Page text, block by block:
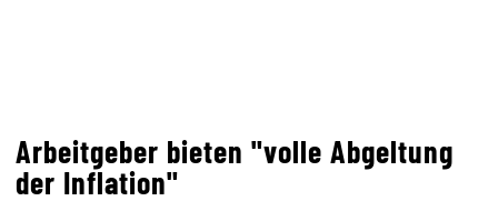
Arbeitgeber bieten "volle Abgeltung
der Inflation"